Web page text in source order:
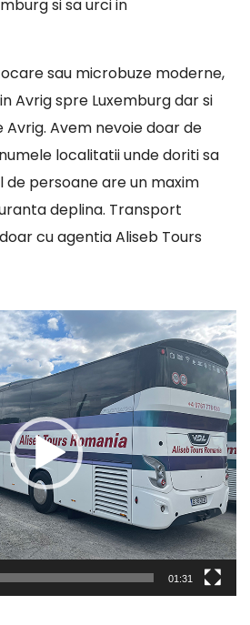
si sa urci in
sau microbuze moderne,
Avrig spre Luxemburg dar si
Avem nevoie doar de
localitatii unde doriti sa
de persoane are un maxim
deplina. Transport
cu agentia Aliseb Tours
01:31